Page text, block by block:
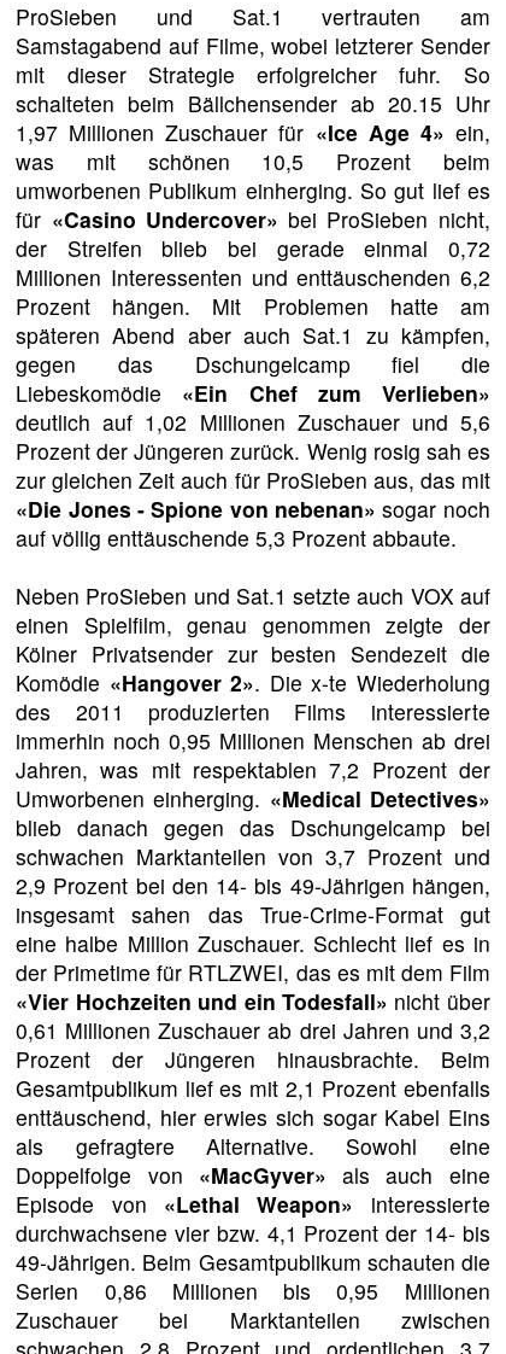
ProSieben und Sat.1 vertrauten am
Samstagabend auf Filme, wobei letzterer Sender
mit dieser Strategie erfolgreicher fuhr. So
schalteten beim Bällchensender ab 20.15 Uhr
1,97 Millionen Zuschauer für «Ice Age 4» ein,
was mit schönen 10,5 Prozent beim
umworbenen Publikum einherging. So gut lief es
für «Casino Undercover» bei ProSieben nicht,
der Streifen blieb bei gerade einmal 0,72
Millionen Interessenten und enttäuschenden 6,2
Prozent hängen. Mit Problemen hatte am
späteren Abend aber auch Sat.1 zu kämpfen,
gegen das Dschungelcamp fiel die
Liebeskomödie «Ein Chef zum Verlieben»
deutlich auf 1,02 Millionen Zuschauer und 5,6
Prozent der Jüngeren zurück. Wenig rosig sah es
zur gleichen Zeit auch für ProSieben aus, das mit
«Die Jones - Spione von nebenan» sogar noch
auf völlig enttäuschende 5,3 Prozent abbaute.
Neben ProSieben und Sat.1 setzte auch VOX auf
einen Spielfilm, genau genommen zeigte der
Kölner Privatsender zur besten Sendezeit die
Komödie «Hangover 2». Die x-te Wiederholung
des 2011 produzierten Films interessierte
immerhin noch 0,95 Millionen Menschen ab drei
Jahren, was mit respektablen 7,2 Prozent der
Umworbenen einherging. «Medical Detectives»
blieb danach gegen das Dschungelcamp bei
schwachen Marktanteilen von 3,7 Prozent und
2,9 Prozent bei den 14- bis 49-Jährigen hängen,
insgesamt sahen das True-Crime-Format gut
eine halbe Million Zuschauer. Schlecht lief es in
der Primetime für RTLZWEI, das es mit dem Film
«Vier Hochzeiten und ein Todesfall» nicht über
0,61 Millionen Zuschauer ab drei Jahren und 3,2
Prozent der Jüngeren hinausbrachte. Beim
Gesamtpublikum lief es mit 2,1 Prozent ebenfalls
enttäuschend, hier erwies sich sogar Kabel Eins
als gefragtere Alternative. Sowohl eine
Doppelfolge von «MacGyver» als auch eine
Episode von «Lethal Weapon» interessierte
durchwachsene vier bzw. 4,1 Prozent der 14- bis
49-Jährigen. Beim Gesamtpublikum schauten die
Serien 0,86 Millionen bis 0,95 Millionen
Zuschauer bei Marktanteilen zwischen